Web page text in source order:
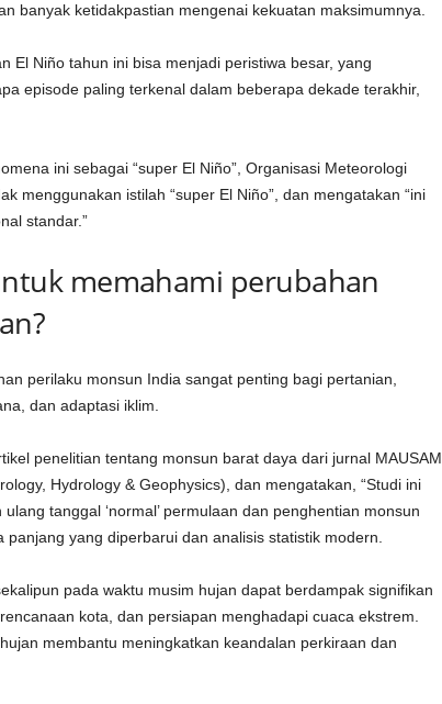
banyak ketidakpastian mengenai kekuatan maksimumnya.
El Niño tahun ini bisa menjadi peristiwa besar, yang
episode paling terkenal dalam beberapa dekade terakhir,
ini sebagai “super El Niño”, Organisasi Meteorologi
menggunakan istilah “super El Niño”, dan mengatakan “ini
standar.”
memahami perubahan
perilaku monsun India sangat penting bagi pertanian,
dan adaptasi iklim.
penelitian tentang monsun barat daya dari jurnal MAUSAM
Hydrology & Geophysics), dan mengatakan, “Studi ini
tanggal ‘normal’ permulaan dan penghentian monsun
yang diperbarui dan analisis statistik modern.
pada waktu musim hujan dapat berdampak signifikan
kota, dan persiapan menghadapi cuaca ekstrem.
membantu meningkatkan keandalan perkiraan dan